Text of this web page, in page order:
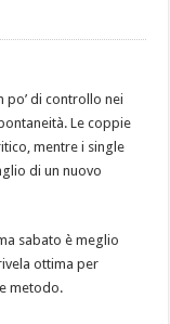
po’ di controllo nei
Le coppie
mentre i single
di un nuovo
sabato è meglio
ottima per
metodo.